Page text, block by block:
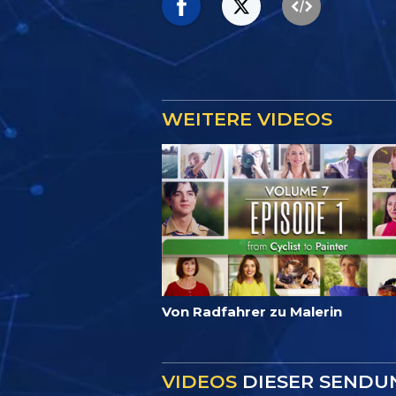
WEITERE VIDEOS
Von Radfahrer zu Malerin
VIDEOS DIESER